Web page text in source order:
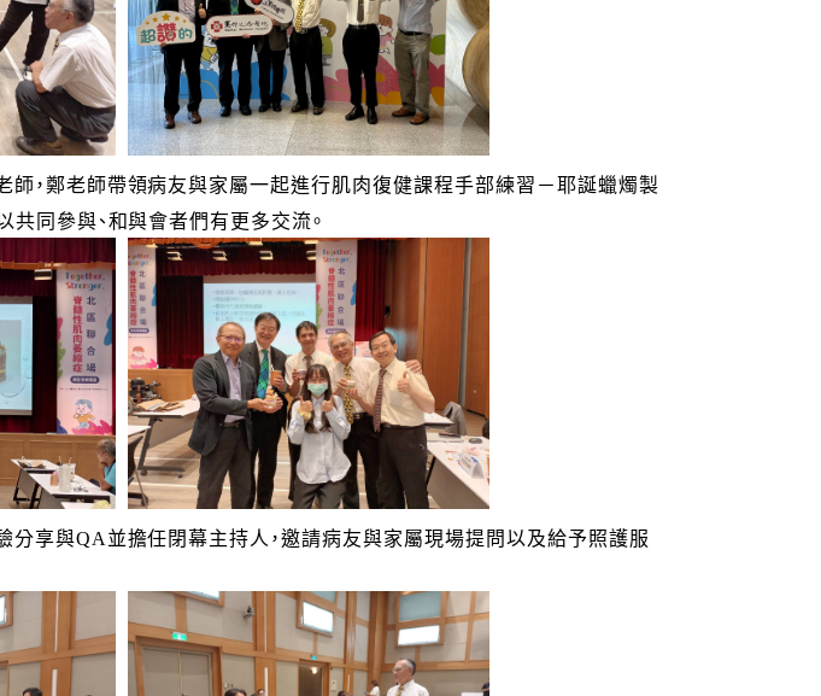
，鄭老師帶領病友與家屬一起進行肌肉復健課程手部練習－耶誕蠟燭製
同參與、和與會者們有更多交流。
享與QA並擔任閉幕主持人，邀請病友與家屬現場提問以及給予照護服